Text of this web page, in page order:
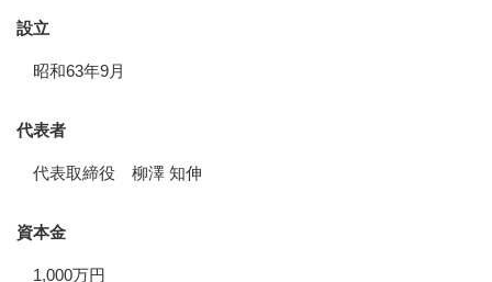
設立
昭和63年9月
代表者
代表取締役 柳澤 知伸
資本金
1,000万円